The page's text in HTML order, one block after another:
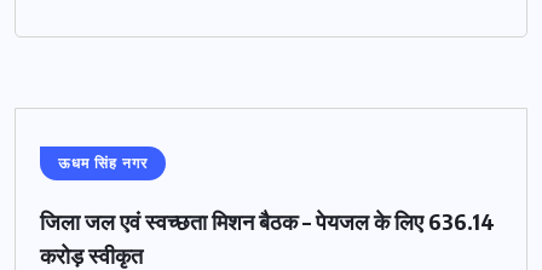
ऊधम सिंह नगर
जिला जल एवं स्वच्छता मिशन बैठक – पेयजल के लिए 636.14
करोड़ स्वीकृत